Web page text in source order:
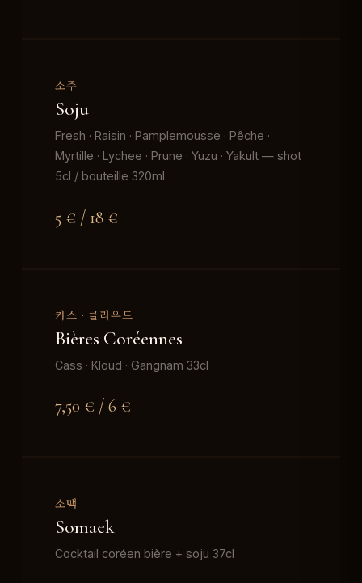
소주
Soju
Fresh · Raisin · Pamplemousse · Pêche ·
Myrtille · Lychee · Prune · Yuzu · Yakult — shot
5cl / bouteille 320ml
5 € / 18 €
카스 · 클라우드
Bières Coréennes
Cass · Kloud · Gangnam 33cl
7,50 € / 6 €
소맥
Somaek
Cocktail coréen bière + soju 37cl